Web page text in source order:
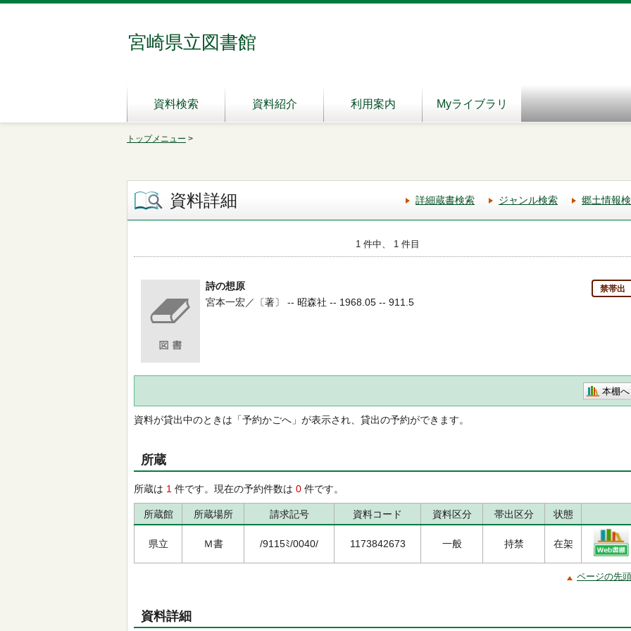
宮崎県立図書館
資料検索 資料紹介 利用案内 Myライブラリ
トップメニュー >
資料詳細 詳細蔵書検索 ジャンル検索 郷土情報
1 件中、 1 件目
詩の想原 禁帯出
宮本一宏／〔著〕 -- 昭森社 -- 1968.05 -- 911.5
本棚へ
資料が貸出中のときは「予約かごへ」が表示され、貸出の予約ができます。
所蔵
所蔵は 1 件です。現在の予約件数は 0 件です。
所蔵館 所蔵場所 請求記号 資料コード 資料区分 帯出区分 状態
県立 Ｍ書 /9115ﾐ/0040/ 1173842673 一般 持禁 在架
ページの先
資料詳細